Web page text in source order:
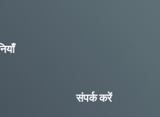
संपर्क करें